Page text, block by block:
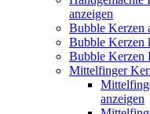
anzeigen
Bubble Kerzen
Bubble Kerzen
Bubble Kerzen
Mittelfinger
anzeigen